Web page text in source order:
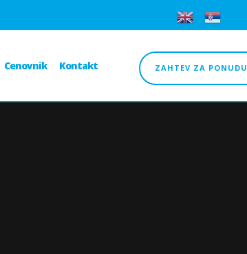
Cenovnik Kontakt ZAHTEV ZA PONUDU